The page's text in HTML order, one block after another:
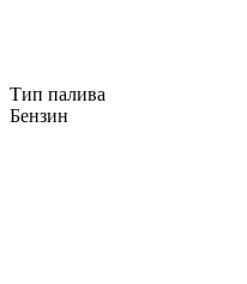
Тип палива
Бензин